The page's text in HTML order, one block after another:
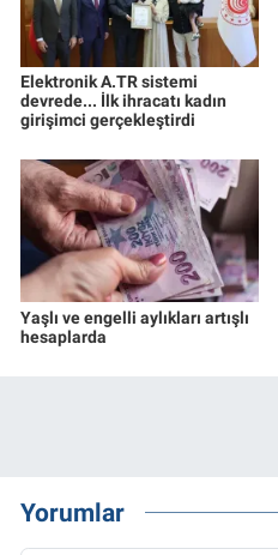
Elektronik A.TR sistemi
devrede... İlk ihracatı kadın
girişimci gerçekleştirdi
Yaşlı ve engelli aylıkları artışlı
hesaplarda
Yorumlar